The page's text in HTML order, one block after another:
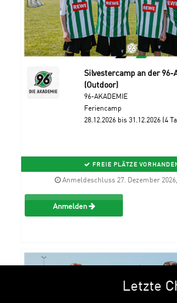
Silvestercamp an der 96-
(Outdoor)
96-AKADEMIE
Feriencamp
28.12.2026 bis 31.12.2026 (4
FREIE PLÄTZE
Anmeldeschluss 27. Dezember
Anmelden
Letzte